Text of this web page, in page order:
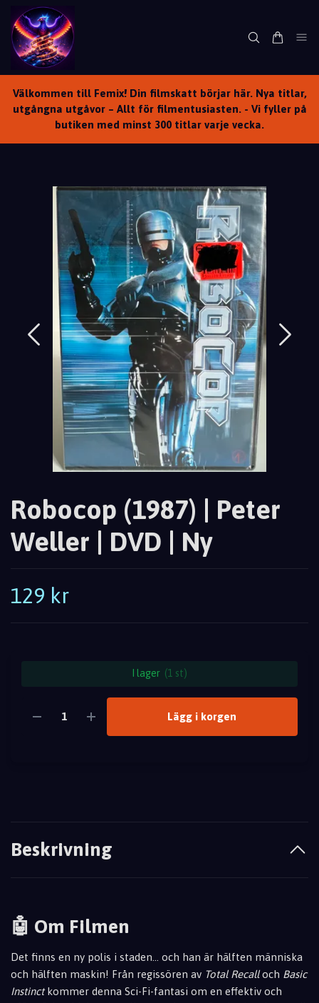
Välkommen till Femix! Din filmskatt börjar här. Nya titlar,
utgångna utgåvor – Allt för filmentusiasten. - Vi fyller på
butiken med minst 300 titlar varje vecka.
Robocop (1987) | Peter
Weller | DVD | Ny
129 kr
I lager (1 st)
Lägg i korgen
Beskrivning
🤖 Om Filmen
Det finns en ny polis i staden... och han är hälften människa
och hälften maskin! Från regissören av Total Recalloch Basic
Instinctkommer denna Sci-Fi-fantasi om en effektiv och